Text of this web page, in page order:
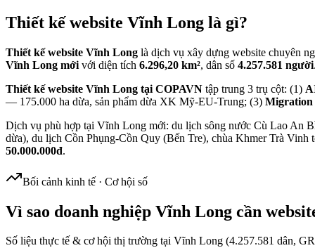
Thiết kế website Vĩnh Long là gì?
Thiết kế website Vĩnh Long là dịch vụ xây dựng website chuyên
Vĩnh Long mới với diện tích 6.296,20 km², dân số 4.257.581 người
Thiết kế website Vĩnh Long tại COPAVN tập trung 3 trụ cột: (1)
— 175.000 ha dừa, sản phẩm dừa XK Mỹ-EU-Trung; (3) Migration
Dịch vụ phù hợp tại Vĩnh Long mới: du lịch sông nước Cù Lao An
dừa), du lịch Cồn Phụng-Cồn Quy (Bến Tre), chùa Khmer Trà
50.000.000đ.
Bối cảnh kinh tế · Cơ hội số
Vì sao doanh nghiệp Vĩnh Long cần
Số liệu thực tế & cơ hội thị trường tại Vĩnh Long (4.257.581 dân,